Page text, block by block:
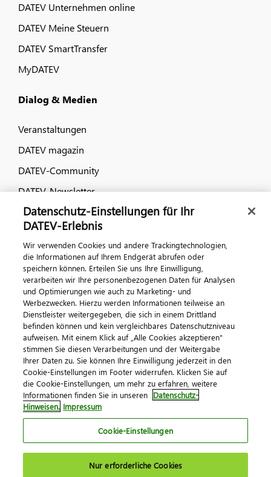
DATEV Unternehmen online
DATEV Meine Steuern
DATEV SmartTransfer
MyDATEV
Dialog & Medien
Veranstaltungen
DATEV magazin
DATEV-Community
DATEV-Newsletter
Kontaktieren Sie uns
© 2026 DATEV eG
ImpressumDatenschutzAGB Kontakt
Cookie-Einstellungen
Datenschutz-Einstellungen für Ihr
DATEV-Erlebnis
Wir verwenden Cookies und andere Trackingtechnologien,
die Informationen auf Ihrem Endgerät abrufen oder
speichern können. Erteilen Sie uns Ihre Einwilligung,
verarbeiten wir Ihre personenbezogenen Daten für Analysen
und Optimierungen wie auch zu Marketing- und
Werbezwecken. Hierzu werden Informationen teilweise an
Dienstleister weitergegeben, die sich in einem Drittland
befinden können und kein vergleichbares Datenschutzniveau
aufweisen. Mit einem Klick auf „Alle Cookies akzeptieren"
stimmen Sie diesen Verarbeitungen und der Weitergabe
Ihrer Daten zu. Sie können Ihre Einwilligung jederzeit in den
Cookie-Einstellungen im Footer widerrufen. Klicken Sie auf
die Cookie-Einstellungen, um mehr zu erfahren, weitere
Informationen finden Sie in unseren Datenschutz-
Hinweisen. Impressum
Cookie-Einstellungen
Nur erforderliche Cookies